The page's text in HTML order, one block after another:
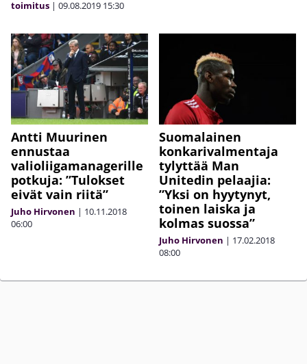
toimitus | 09.08.2019 15:30
Antti Muurinen
ennustaa
valioliigamanagerille
potkuja: ”Tulokset
eivät vain riitä”
Juho Hirvonen | 10.11.2018
06:00
Suomalainen
konkarivalmentaja
tylyttää Man
Unitedin pelaajia:
”Yksi on hyytynyt,
toinen laiska ja
kolmas suossa”
Juho Hirvonen | 17.02.2018
08:00